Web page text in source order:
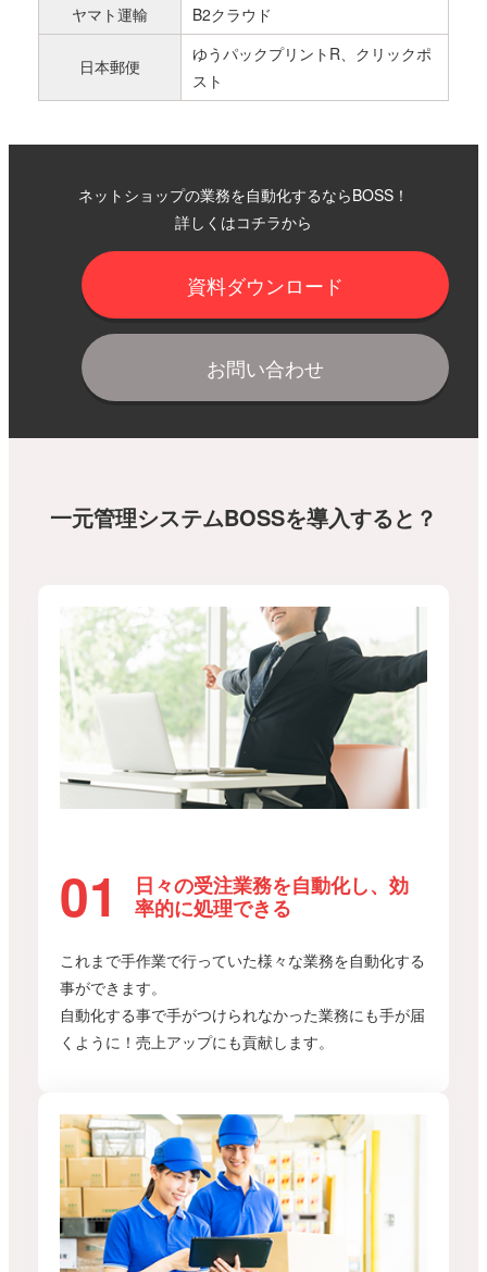
ヤマト運輸
B2クラウド
日本郵便
ゆうパックプリントR、クリックポ
スト
ネットショップの業務を自動化するならBOSS！
詳しくはコチラから
資料ダウンロード
お問い合わせ
一元管理システムBOSSを導入すると？
日々の受注業務を自動化し、効
率的に処理できる
これまで手作業で行っていた様々な業務を自動化する
事ができます。
自動化する事で手がつけられなかった業務にも手が届
くように！売上アップにも貢献します。